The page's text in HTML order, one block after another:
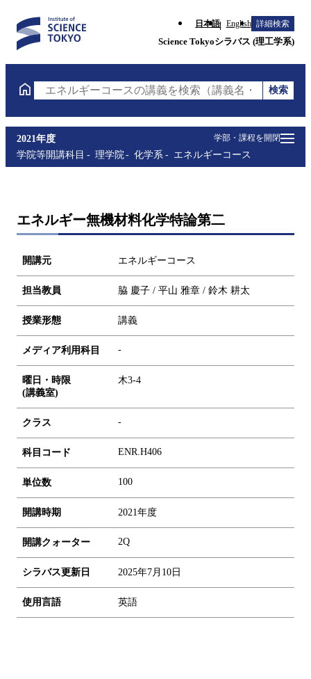
日本語 English 詳細検索
Science Tokyoシラバス (理工学系)
エネルギーコースの講義を検索（講義名・科目コード
検索
学部・課程を開閉
2021年度
学院等開講科目
理学院 化学系 エネルギーコース
エネルギー無機材料化学特論第二
開講元 エネルギーコース
担当教員 脇 慶子 / 平山 雅章 / 鈴木 耕太
授業形態 講義
メディア利用科目 -
曜日・時限
(講義室)
木3-4
クラス -
科目コード ENR.H406
単位数 100
開講時期 2021年度
開講クォーター 2Q
シラバス更新日 2025年7月10日
使用言語 英語